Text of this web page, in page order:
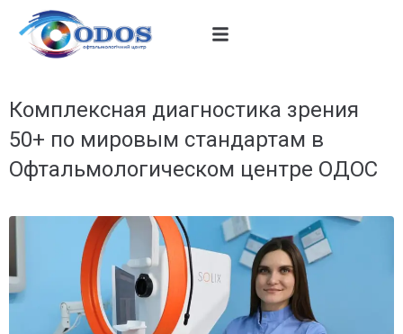
Комплексная диагностика зрения
50+ по мировым стандартам в
Офтальмологическом центре ОДОС